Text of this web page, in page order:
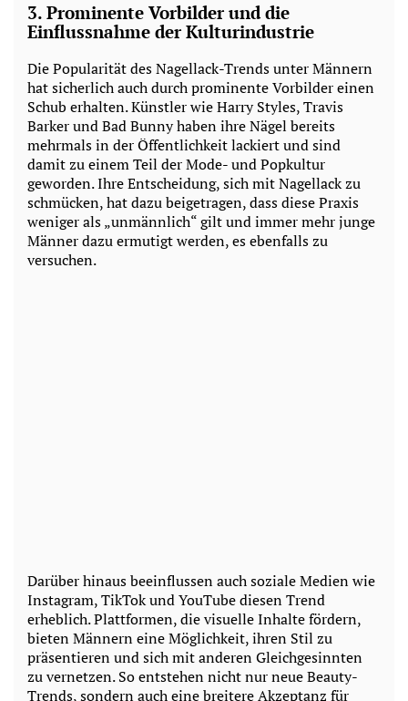
3. Prominente Vorbilder und die
Einflussnahme der Kulturindustrie
Die Popularität des Nagellack-Trends unter Männern
hat sicherlich auch durch prominente Vorbilder einen
Schub erhalten. Künstler wie Harry Styles, Travis
Barker und Bad Bunny haben ihre Nägel bereits
mehrmals in der Öffentlichkeit lackiert und sind
damit zu einem Teil der Mode- und Popkultur
geworden. Ihre Entscheidung, sich mit Nagellack zu
schmücken, hat dazu beigetragen, dass diese Praxis
weniger als „unmännlich“ gilt und immer mehr junge
Männer dazu ermutigt werden, es ebenfalls zu
versuchen.
Darüber hinaus beeinflussen auch soziale Medien wie
Instagram, TikTok und YouTube diesen Trend
erheblich. Plattformen, die visuelle Inhalte fördern,
bieten Männern eine Möglichkeit, ihren Stil zu
präsentieren und sich mit anderen Gleichgesinnten
zu vernetzen. So entstehen nicht nur neue Beauty-
Trends, sondern auch eine breitere Akzeptanz für